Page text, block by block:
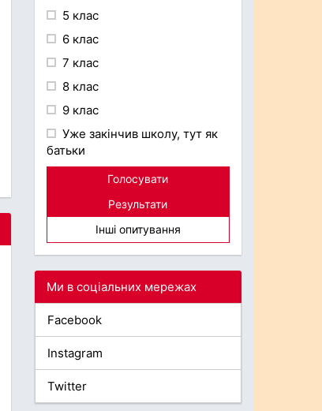
5 клас
6 клас
7 клас
8 клас
9 клас
Уже закінчив школу, тут як
батьки
Голосувати
Результати
Інші опитування
Ми в соціальних мережах
Facebook
Instagram
Twitter